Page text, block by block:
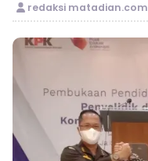
redaksi matadian.com